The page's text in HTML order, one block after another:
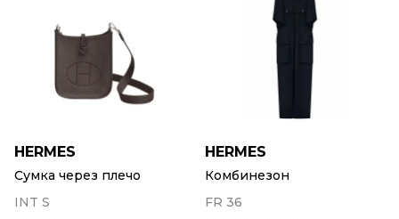
HERMES
Сумка через плечо
INT S
HERMES
Комбинезон
FR 36